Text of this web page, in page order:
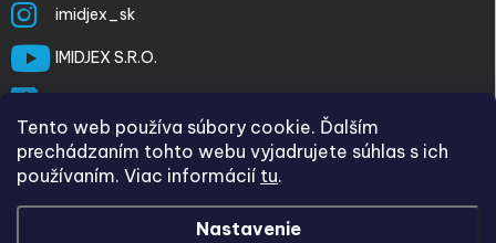
Tento web používa súbory cookie. Ďalším
prechádzaním tohto webu vyjadrujete súhlas s ich
používaním. Viac informácií tu.
Nastavenie
imidjex_sk
IMIDJEX S.R.O.